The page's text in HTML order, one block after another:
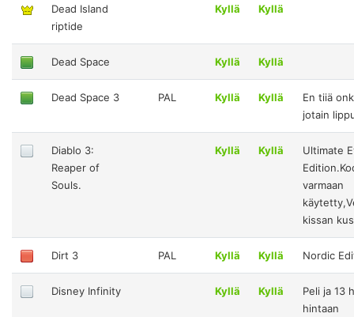
Dead Island
riptide
Kyllä Kyllä
Dead Space Kyllä Kyllä
Dead Space 3 PAL Kyllä Kyllä
En tiiä
jotain
Diablo 3:
Reaper of
Souls.
Kyllä Kyllä
Ultimate
varmaan
kissan
Dirt 3 PAL Kyllä Kyllä Nordic
Disney Infinity Kyllä Kyllä
Peli ja 13
hintaan